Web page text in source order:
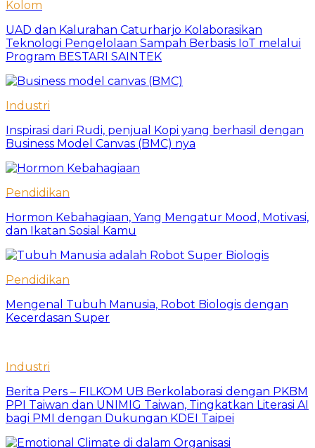
Kolom
UAD dan Kalurahan Caturharjo Kolaborasikan
Teknologi Pengelolaan Sampah Berbasis IoT melalui
Program BESTARI SAINTEK
Industri
Inspirasi dari Rudi, penjual Kopi yang berhasil dengan
Business Model Canvas (BMC) nya
Pendidikan
Hormon Kebahagiaan, Yang Mengatur Mood, Motivasi,
dan Ikatan Sosial Kamu
Pendidikan
Mengenal Tubuh Manusia, Robot Biologis dengan
Kecerdasan Super
Industri
Berita Pers – FILKOM UB Berkolaborasi dengan PKBM
PPI Taiwan dan UNIMIG Taiwan, Tingkatkan Literasi AI
bagi PMI dengan Dukungan KDEI Taipei